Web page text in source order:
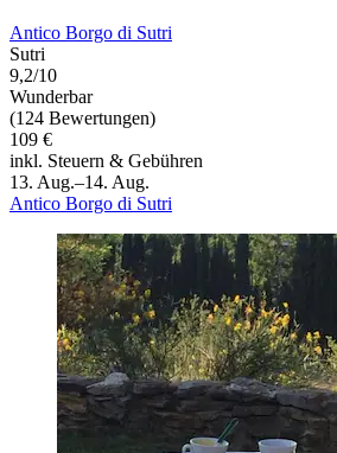
Antico Borgo di Sutri
Sutri
9,2/10
Wunderbar
(124 Bewertungen)
109 €
inkl. Steuern & Gebühren
13. Aug.–14. Aug.
Antico Borgo di Sutri